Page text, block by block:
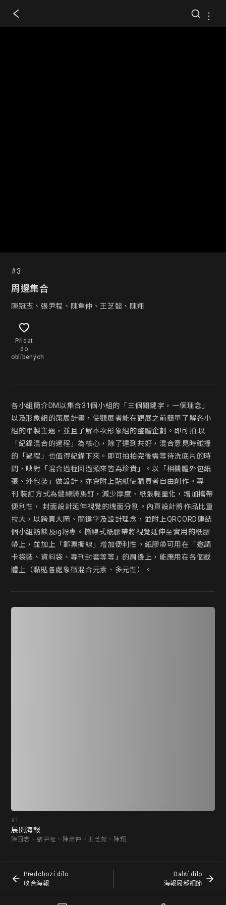
#3
周邊集合
陳冠志、張尹程、陳韋仲、王芝懿、陳翔
Přidat
do
oblíbených
各小組簡介DM以集合31個小組的「三個關鍵字，一個理念」
以及形象組的策展計畫，使觀展者能在觀展之前簡單了解各小
組的畢製主題，並且了解本次形象組的整體企劃。即可拍 以
「紀錄混合的過程」為核心，除了達到共好，混合意見時碰撞
的「過程」也值得紀錄下來。即可拍拍完後需等待洗底片的時
間，映對「混合過程回過頭來皆為珍貴」。以「相機體外包紙
張、外包裝」做設計，亦會附上貼紙使購買者自由創作。專
刊 裝訂方式為縫線騎馬釘，減少厚度、紙張輕量化，增加攜帶
便利性， 封面設計延伸視覺的塊面分割。內頁設計將作品比重
拉大，以跨頁大圖、關鍵字及設計理念，並附上QRCORD連結
個小組訪談及ig粉專。撕線式紙膠帶將視覺延伸至實用的紙膠
帶上，並加上「郵票撕線」增加便利性。紙膠帶可用在「邀請
卡袋裝、資料袋、專刊封套等等」的周邊上，能應用在各個載
體上（黏貼各處象徵混合元素、多元性）。
Předchozí dílo
收合海報
Další dílo
海報局部細節
#1
展開海報
陳冠志、張尹程、陳韋仲、王芝懿、陳翔